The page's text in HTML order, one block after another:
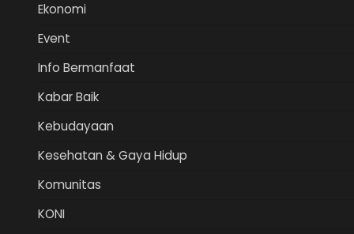
Ekonomi
Event
Info Bermanfaat
Kabar Baik
Kebudayaan
Kesehatan & Gaya Hidup
Komunitas
KONI